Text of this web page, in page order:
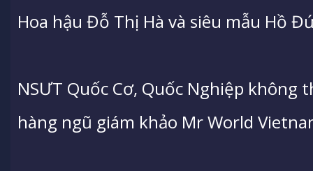
Hoa hậu Đỗ Thị Hà và siêu mẫu Hồ
NSƯT Quốc Cơ, Quốc Nghiệp
hàng ngũ giám khảo Mr World